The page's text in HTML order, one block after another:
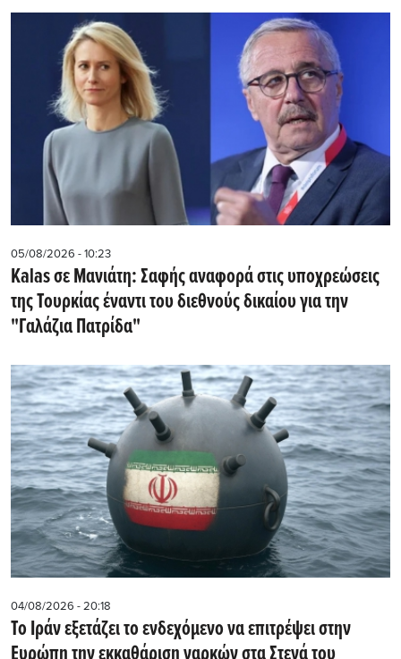
05/08/2026 - 10:23
Kalas σε Μανιάτη: Σαφής αναφορά στις υποχρεώσεις
της Τουρκίας έναντι του διεθνούς δικαίου για την
"Γαλάζια Πατρίδα"
04/08/2026 - 20:18
Το Ιράν εξετάζει το ενδεχόμενο να επιτρέψει στην